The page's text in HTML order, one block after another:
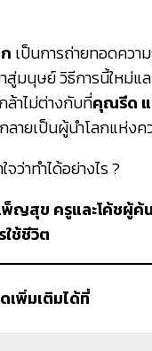
เป็นการถ่ายทอดความ
สู่มนุษย์ วิธีการนี้ใหม่แ
ล้าไม่ต่างกับที่คุณรีด
ลายเป็นผู้นำโลกแห่ง
ว่าทำได้อย่างไร ?
พ็ญสุข ครูและโค้ชผู้ค้
ช้ชีวิต
เพิ่มเติมได้ที่